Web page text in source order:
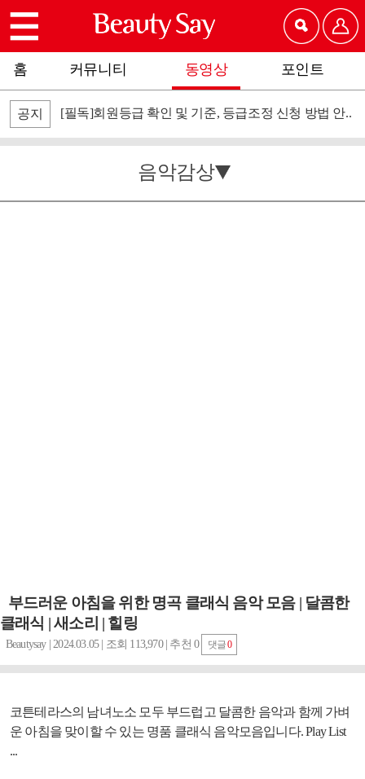
홈 커뮤니티 동영상 포인트
공지 [필독]회원등급 확인 및 기준, 등급조정 신청 방법 안..
음악감상
부드러운 아침을 위한 명곡 클래식 음악 모음 | 달콤한
클래식 | 새소리 | 힐링
Beautysay | 2024.03.05 | 조회 113,970 | 추천 0 댓글0
코튼테라스의 남녀노소 모두 부드럽고 달콤한 음악과 함께 가벼
운 아침을 맞이할 수 있는 명품 클래식 음악모음입니다. Play List
...